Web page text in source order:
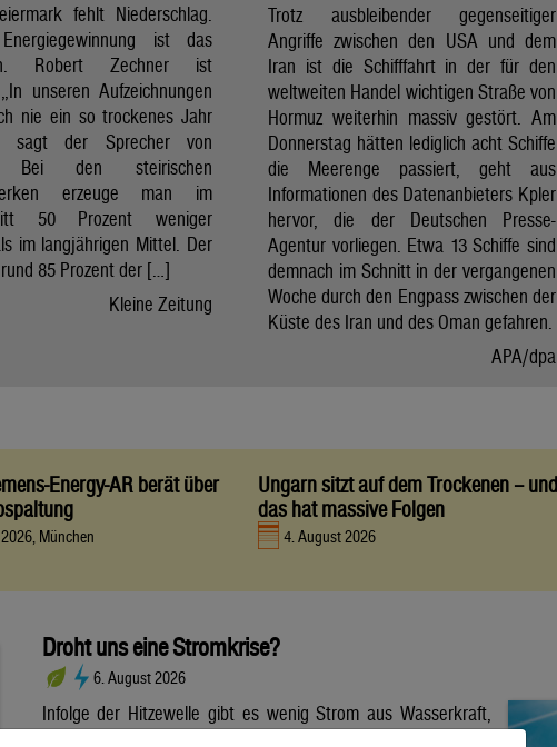
fehlt Niederschlag.
ist das
Robert Zechner ist
unseren Aufzeichnungen
nie ein so trockenes Jahr
sagt der Sprecher von
Bei den steirischen
erzeuge man im
50 Prozent weniger
im langjährigen Mittel. Der
85 Prozent der […]
Kleine Zeitung
Trotz ausbleibender gegenseitiger
Angriffe zwischen den USA und dem
Iran ist die Schifffahrt in der für den
weltweiten Handel wichtigen Straße von
Hormuz weiterhin massiv gestört. Am
Donnerstag hätten lediglich acht Schiffe
die Meerenge passiert, geht aus
Informationen des Datenanbieters Kpler
hervor, die der Deutschen Presse-
Agentur vorliegen. Etwa 13 Schiffe sind
demnach im Schnitt in der vergangenen
Woche durch den Engpass zwischen der
Küste des Iran und des Oman gefahren.
APA/dpa
Energy-AR berät über
München
Ungarn sitzt auf dem Trockenen – und
das hat massive Folgen
4. August 2026
Droht uns eine Stromkrise?
6. August 2026
Infolge der Hitzewelle gibt es wenig Strom aus Wasserkraft,